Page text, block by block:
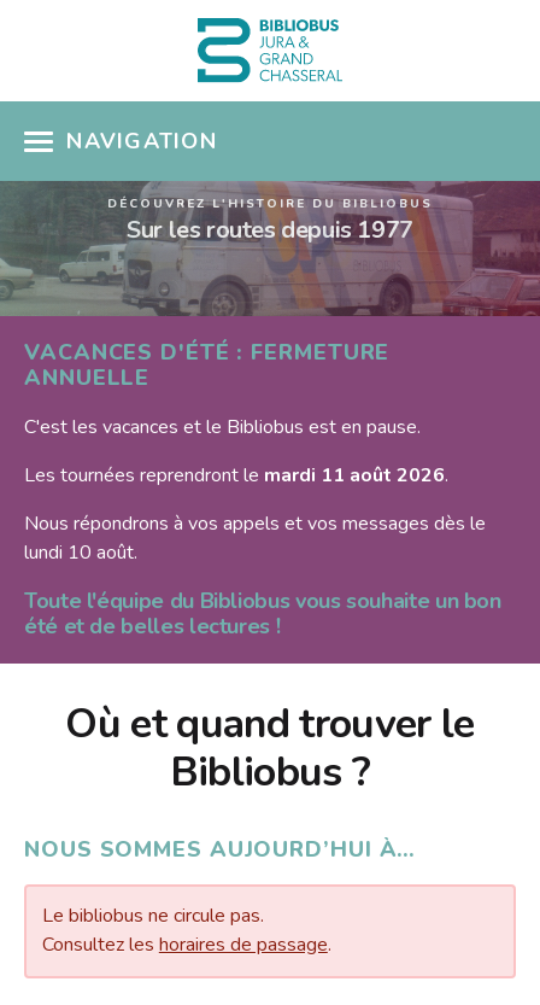
NAVIGATION
ACCÈS CATALOGUE
MON COMPTE
COUPS DE COEUR
COLLECTIONS
Présentation
Nouveautés
Albums pour enfants
Jeux vidéo
Lire dans d'autres langues
Lire autrement
Propositions d'achat
SÉLECTIONS THÉMATIQUES
EN PRATIQUE
S'inscrire
Emprunter
Prolonger
Réserver
Pour les classes
HORAIRES
Le Bibliobus
Présentation
Actualités
Historique
Anecdotes
L'équipe
L'association
Galerie
Radio
Bricolage
DÉCOUVREZ L'HISTOIRE DU BIBLIOBUS
Sur les routes depuis 1977
VACANCES D'ÉTÉ : FERMETURE
ANNUELLE
C'est les vacances et le Bibliobus est en pause.
Les tournées reprendront le mardi 11 août 2026.
Nous répondrons à vos appels et vos messages dès le
lundi 10 août.
Toute l'équipe du Bibliobus vous souhaite un bon
été et de belles lectures !
Où et quand trouver le
Bibliobus ?
NOUS SOMMES AUJOURD’HUI À…
Le bibliobus ne circule pas.
Consultez leshoraires de passage.